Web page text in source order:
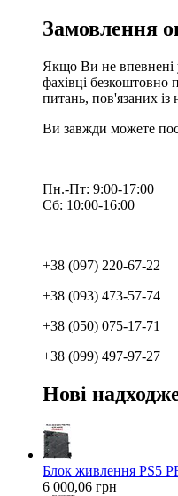
Замовлення
Якщо Ви не впевнені
фахівці безкоштовно
питань, пов'язаних
Ви завжди можете
Пн.-Пт: 9:00-17:00
Сб: 10:00-16:00
+38 (097) 220-67-22
+38 (093) 473-57-74
+38 (050) 075-17-71
+38 (099) 497-97-27
Нові
Блок живлення PS5
6 000,06 грн